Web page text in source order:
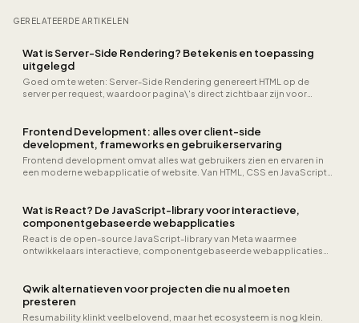
GERELATEERDE ARTIKELEN
Wat is Server-Side Rendering? Betekenis en toepassing
uitgelegd
Goed om te weten: Server-Side Rendering genereert HTML op de
server per request, waardoor pagina\'s direct zichtbaar zijn voor
Frontend Development: alles over client-side
development, frameworks en gebruikerservaring
Frontend development omvat alles wat gebruikers zien en ervaren in
een moderne webapplicatie of website. Van HTML, CSS en JavaScript
gebruikerstevredenheid bepalen.
Wat is React? De JavaScript-library voor interactieve,
componentgebaseerde webapplicaties
React is de open-source JavaScript-library van Meta waarmee
ontwikkelaars interactieve, componentgebaseerde webapplicaties
Qwik alternatieven voor projecten die nu al moeten
presteren
Resumability klinkt veelbelovend, maar het ecosysteem is nog klein.